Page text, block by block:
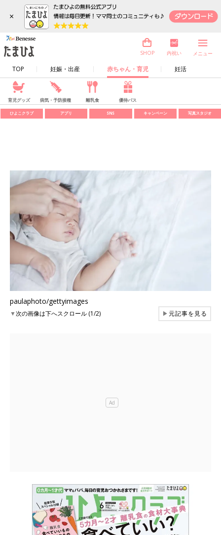
×
TOP 妊娠・出産 赤ちゃん・育児 妊活
SHOP 内祝い メニュー
育児グッズ 病気・予防接種 離乳食 優待パス
ひよこクラブ アプリ SNS キャンペーン 写真スタジオ
paulaphoto/gettyimages
▼次の画像は下へスクロール (1/2) ▶元記事を見る